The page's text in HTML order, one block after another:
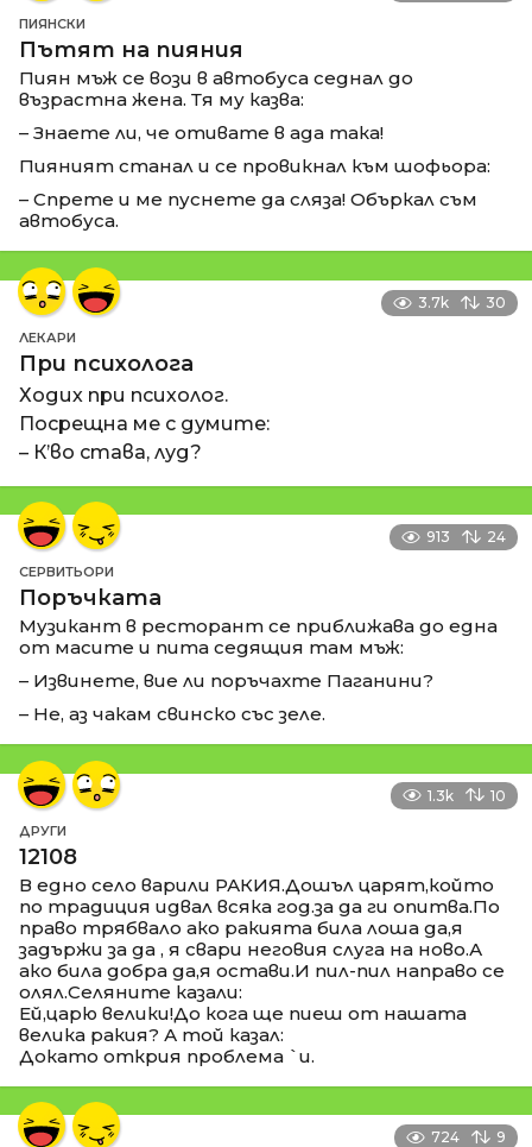
ПИЯНСКИ
Пътят на пияния
Пиян мъж се вози в автобуса седнал до
възрастна жена. Тя му казва:
– Знаете ли, че отивате в ада така!
Пияният станал и се провикнал към шофьора:
– Спрете и ме пуснете да сляза! Объркал съм
автобуса.
3.7k 30
ЛЕКАРИ
При психолога
Ходих при психолог.
Посрещна ме с думите:
– К’во става, луд?
913 24
СЕРВИТЬОРИ
Поръчката
Музикант в ресторант се приближава до една
от масите и пита седящия там мъж:
– Извинете, вие ли поръчахте Паганини?
– Не, аз чакам свинско със зеле.
1.3k 10
ДРУГИ
12108
В едно село варили РАКИЯ.Дошъл царят,който
по традиция идвал всяка год.за да ги опитва.По
право трябвало ако ракията била лоша да,я
задържи за да , я свари неговия слуга на ново.А
ако била добра да,я остави.И пил-пил направо се
олял.Селяните казали:
Ей,царю велики!До кога ще пиеш от нашата
велика ракия? А той казал:
Докато открия проблема `и.
724 9